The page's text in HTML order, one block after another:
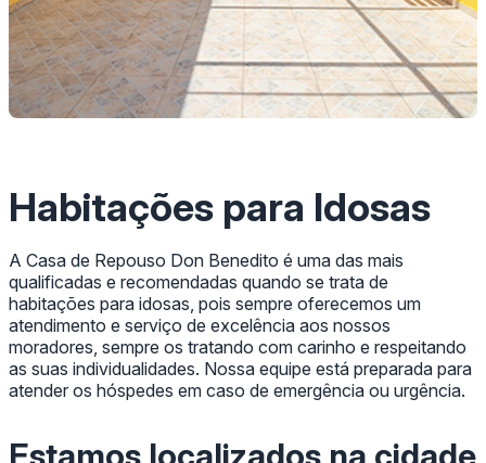
Habitações para Idosas
A Casa de Repouso Don Benedito é uma das mais
qualificadas e recomendadas quando se trata de
habitações para idosas, pois sempre oferecemos um
atendimento e serviço de excelência aos nossos
moradores, sempre os tratando com carinho e respeitando
as suas individualidades. Nossa equipe está preparada para
atender os hóspedes em caso de emergência ou urgência.